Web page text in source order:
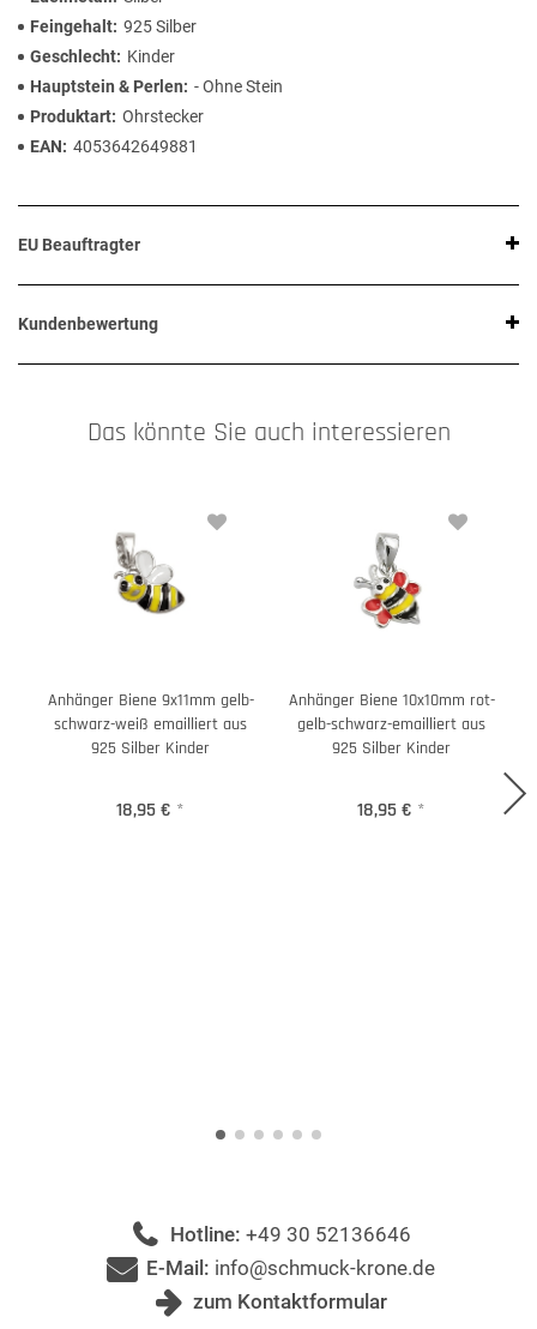
Feingehalt 925 Silber
Geschlecht
Kinder
Hauptstein & Perlen
- Ohne Stein
Produktart Ohrstecker
EAN
4053642649881
EU Beauftragter
Kundenbewertung
Das könnte Sie auch interessieren
Anhänger Biene 9x11mm gelb-
schwarz-weiß emailliert aus
925 Silber Kinder
18,95 € *
Anhänger Biene 10x10mm rot-
gelb-schwarz-emailliert aus
925 Silber Kinder
18,95 € *
Hotline: +49 30 52136646
E-Mail: info@schmuck-krone.de
zum Kontaktformular